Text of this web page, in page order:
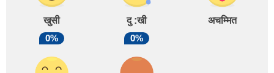
खुसी दु :खी
अचम्मित
0%
0%